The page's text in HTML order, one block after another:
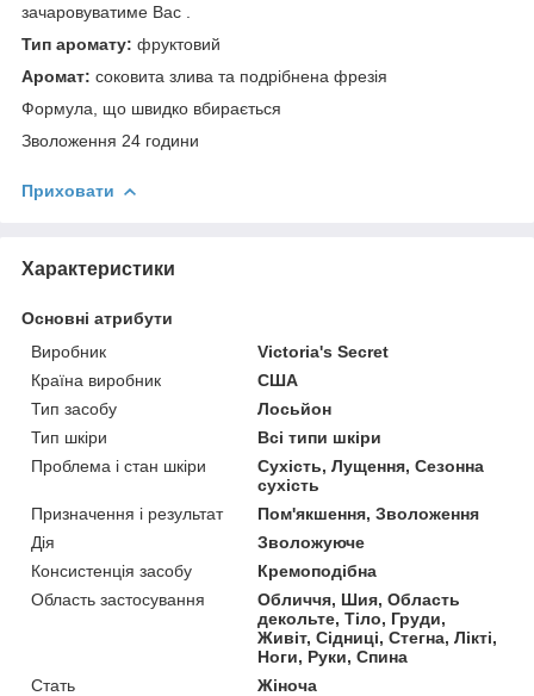
зачаровуватиме Вас .
Тип аромату: фруктовий
Аромат: соковита злива та подрібнена фрезія
Формула, що швидко вбирається
Зволоження 24 години
Приховати
Характеристики
Основні атрибути
Виробник
Victoria's Secret
Країна виробник
США
Тип засобу
Лосьйон
Тип шкіри
Всі типи шкіри
Проблема і стан шкіри
Сухість, Лущення, Сезонна
сухість
Призначення і результат
Пом'якшення, Зволоження
Дія
Зволожуюче
Консистенція засобу
Кремоподібна
Область застосування
Обличчя, Шия, Область
декольте, Тіло, Груди,
Живіт, Сідниці, Стегна, Лікті,
Ноги, Руки, Спина
Стать
Жіноча